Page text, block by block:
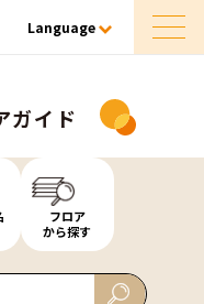
Language
ガイド
フロア
から探す